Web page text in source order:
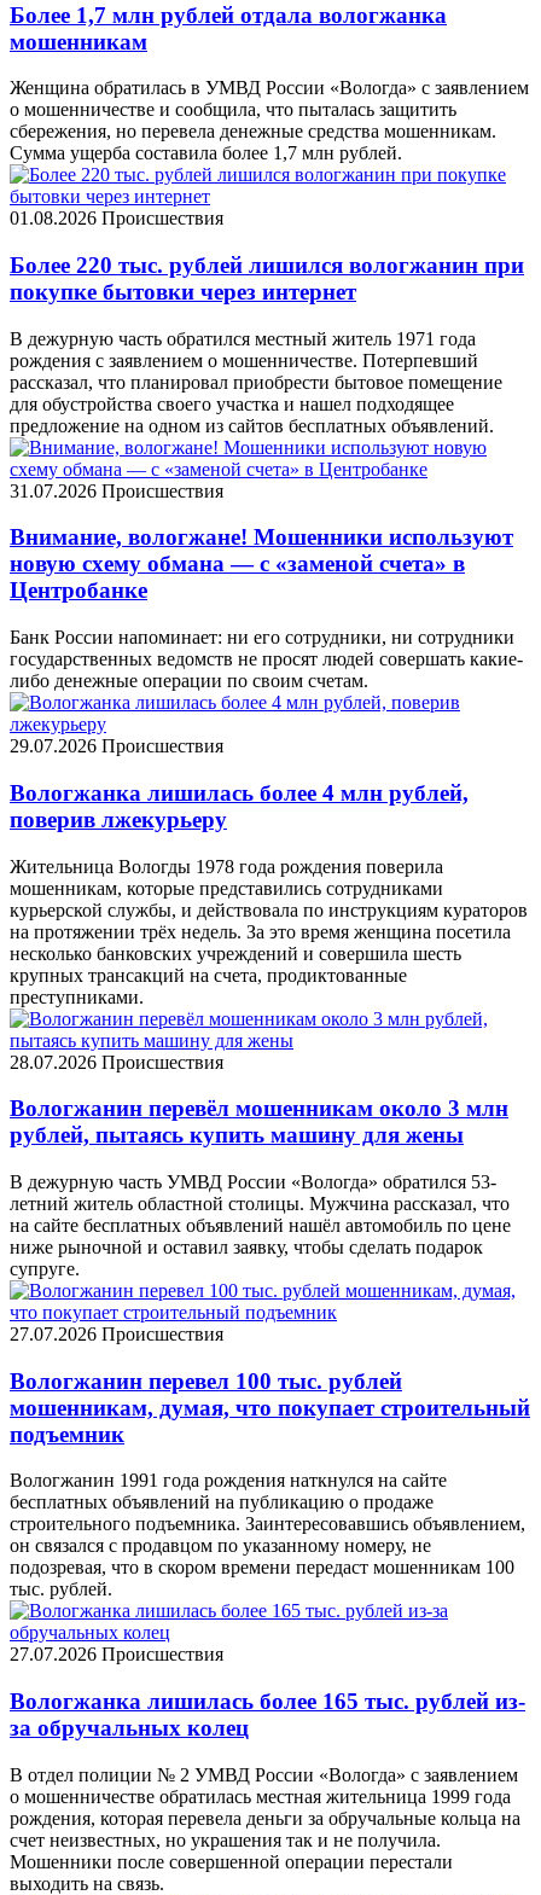
Более 1,7 млн рублей отдала вологжанка
мошенникам
Женщина обратилась в УМВД России «Вологда» с заявлением
о мошенничестве и сообщила, что пыталась защитить
сбережения, но перевела денежные средства мошенникам.
Сумма ущерба составила более 1,7 млн рублей.
01.08.2026 Происшествия
Более 220 тыс. рублей лишился вологжанин при
покупке бытовки через интернет
В дежурную часть обратился местный житель 1971 года
рождения с заявлением о мошенничестве. Потерпевший
рассказал, что планировал приобрести бытовое помещение
для обустройства своего участка и нашел подходящее
предложение на одном из сайтов бесплатных объявлений.
31.07.2026 Происшествия
Внимание, вологжане! Мошенники используют
новую схему обмана — с «заменой счета» в
Центробанке
Банк России напоминает: ни его сотрудники, ни сотрудники
государственных ведомств не просят людей совершать какие-
либо денежные операции по своим счетам.
29.07.2026 Происшествия
Вологжанка лишилась более 4 млн рублей,
поверив лжекурьеру
Жительница Вологды 1978 года рождения поверила
мошенникам, которые представились сотрудниками
курьерской службы, и действовала по инструкциям кураторов
на протяжении трёх недель. За это время женщина посетила
несколько банковских учреждений и совершила шесть
крупных трансакций на счета, продиктованные
преступниками.
28.07.2026 Происшествия
Вологжанин перевёл мошенникам около 3 млн
рублей, пытаясь купить машину для жены
В дежурную часть УМВД России «Вологда» обратился 53-
летний житель областной столицы. Мужчина рассказал, что
на сайте бесплатных объявлений нашёл автомобиль по цене
ниже рыночной и оставил заявку, чтобы сделать подарок
супруге.
27.07.2026 Происшествия
Вологжанин перевел 100 тыс. рублей
мошенникам, думая, что покупает строительный
подъемник
Вологжанин 1991 года рождения наткнулся на сайте
бесплатных объявлений на публикацию о продаже
строительного подъемника. Заинтересовавшись объявлением,
он связался с продавцом по указанному номеру, не
подозревая, что в скором времени передаст мошенникам 100
тыс. рублей.
27.07.2026 Происшествия
Вологжанка лишилась более 165 тыс. рублей из-
за обручальных колец
В отдел полиции № 2 УМВД России «Вологда» с заявлением
о мошенничестве обратилась местная жительница 1999 года
рождения, которая перевела деньги за обручальные кольца на
счет неизвестных, но украшения так и не получила.
Мошенники после совершенной операции перестали
выходить на связь.